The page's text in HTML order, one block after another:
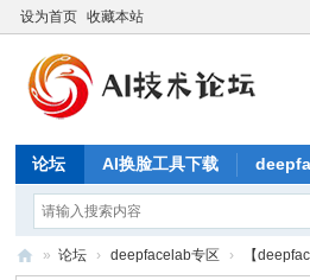
设为首页 收藏本站
论坛 AI换脸工具下载
» 论坛 › deepfacelab专区 › 【